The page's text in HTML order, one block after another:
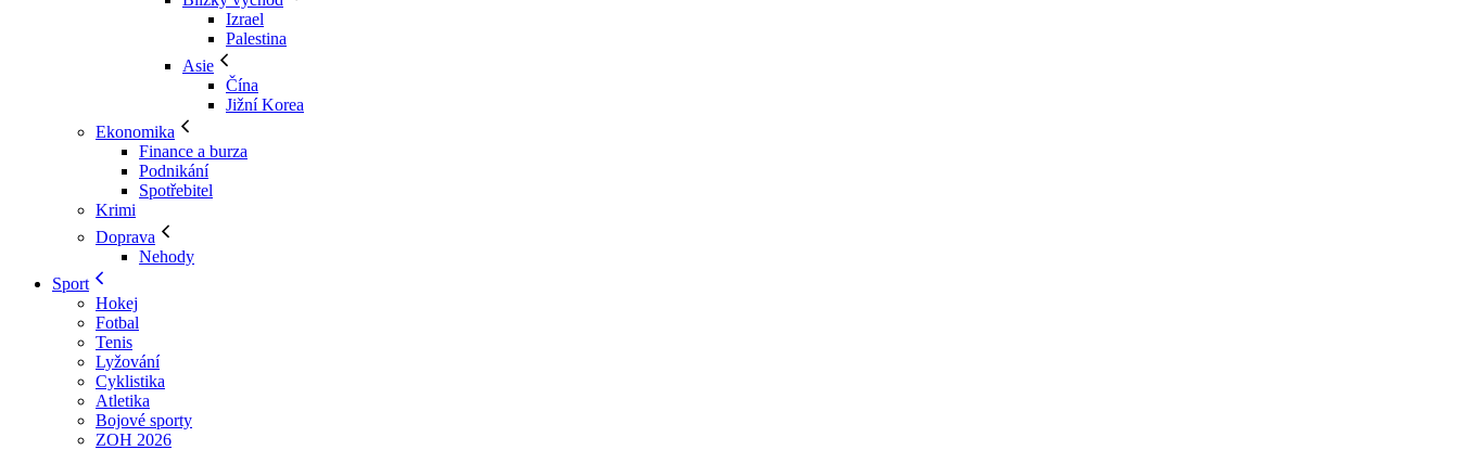
Izrael
Palestina
Asie
Čína
Jižní Korea
Ekonomika
Finance a burza
Podnikání
Spotřebitel
Krimi
Doprava
Nehody
Sport
Hokej
Fotbal
Tenis
Lyžování
Cyklistika
Atletika
Bojové sporty
ZOH 2026